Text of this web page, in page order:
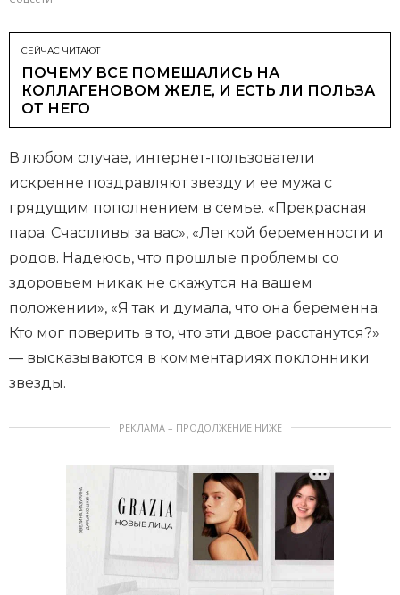
СЕЙЧАС ЧИТАЮТ
ПОЧЕМУ ВСЕ ПОМЕШАЛИСЬ НА
КОЛЛАГЕНОВОМ ЖЕЛЕ, И ЕСТЬ ЛИ ПОЛЬЗА
ОТ НЕГО
В любом случае, интернет-пользователи
искренне поздравляют звезду и ее мужа с
грядущим пополнением в семье. «Прекрасная
пара. Счастливы за вас», «Легкой беременности и
родов. Надеюсь, что прошлые проблемы со
здоровьем никак не скажутся на вашем
положении», «Я так и думала, что она беременна.
Кто мог поверить в то, что эти двое расстанутся?»
— высказываются в комментариях поклонники
звезды.
РЕКЛАМА – ПРОДОЛЖЕНИЕ НИЖЕ